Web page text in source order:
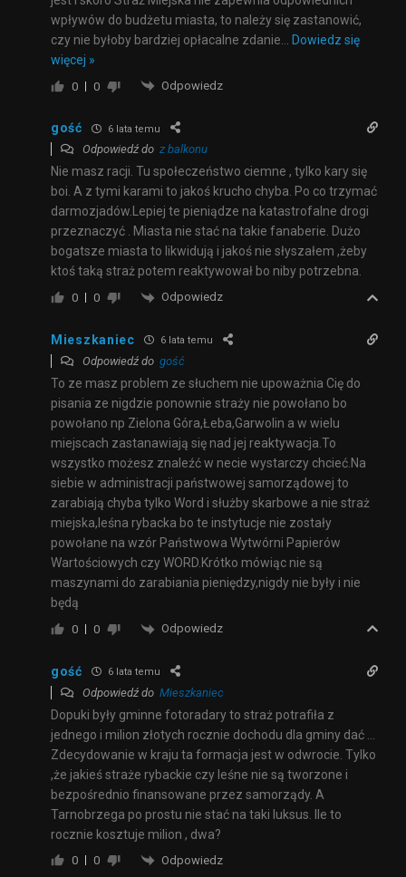
wpływów do budżetu miasta, to należy się zastanowić,
czy nie byłoby bardziej opłacalne zdanie
Dowiedz się
więcej »
0 0 Odpowiedz
gość 6 lata temu
Odpowiedź do z balkonu
Nie masz racji. Tu społeczeństwo ciemne , tylko kary się
boi. A z tymi karami to jakoś krucho chyba. Po co trzymać
darmozjadów.Lepiej te pieniądze na katastrofalne drogi
przeznaczyć . Miasta nie stać na takie fanaberie. Dużo
bogatsze miasta to likwidują i jakoś nie słyszałem ,żeby
ktoś taką straż potem reaktywował bo niby potrzebna.
0 0 Odpowiedz
Mieszkaniec 6 lata temu
Odpowiedź do gość
To ze masz problem ze słuchem nie upoważnia Cię do
pisania ze nigdzie ponownie straży nie powołano bo
powołano np Zielona Góra,Łeba,Garwolin a w wielu
miejscach zastanawiają się nad jej reaktywacja.To
wszystko możesz znaleźć w necie wystarczy chcieć.Na
siebie w administracji państwowej samorządowej to
zarabiają chyba tylko Word i służby skarbowe a nie straż
miejska,leśna rybacka bo te instytucje nie zostały
powołane na wzór Państwowa Wytwórni Papierów
Wartościowych czy WORD.Krótko mówiąc nie są
maszynami do zarabiania pieniędzy,nigdy nie były i nie
będą
0 0 Odpowiedz
gość 6 lata temu
Odpowiedź do Mieszkaniec
Dopuki były gminne fotoradary to straż potrafiła z
jednego i milion złotych rocznie dochodu dla gminy dać …
Zdecydowanie w kraju ta formacja jest w odwrocie. Tylko
,że jakieś straże rybackie czy leśne nie są tworzone i
bezpośrednio finansowane przez samorządy. A
Tarnobrzega po prostu nie stać na taki luksus. Ile to
rocznie kosztuje milion , dwa?
0 0 Odpowiedz